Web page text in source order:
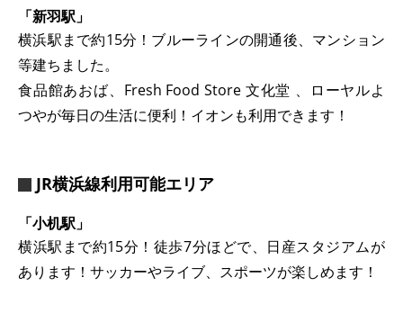
「新羽駅」
横浜駅まで約15分！ブルーラインの開通後、マンション
等建ちました。
食品館あおば、Fresh Food Store 文化堂 、ローヤルよ
つやが毎日の生活に便利！イオンも利用できます！
JR横浜線利用可能エリア
「小机駅」
横浜駅まで約15分！徒歩7分ほどで、日産スタジアムが
あります！サッカーやライブ、スポーツが楽しめます！